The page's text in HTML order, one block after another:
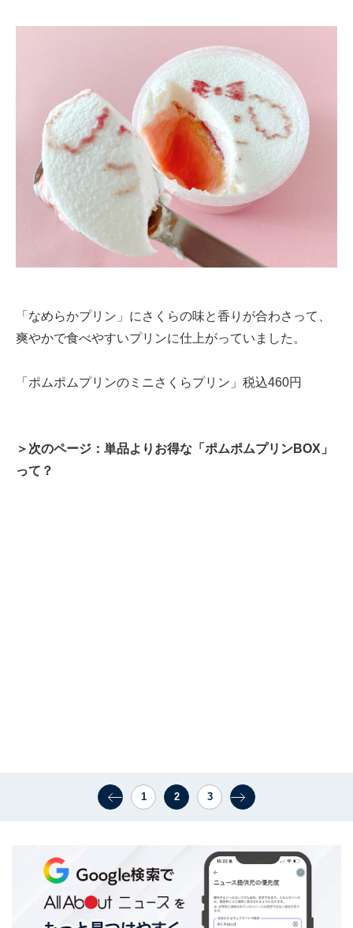
「なめらかプリン」にさくらの味と香りが合わさって、
爽やかで食べやすいプリンに仕上がっていました。
「ポムポムプリンのミニさくらプリン」税込460円
＞次のページ：単品よりお得な「ポムポムプリンBOX」
って？
1 2 3